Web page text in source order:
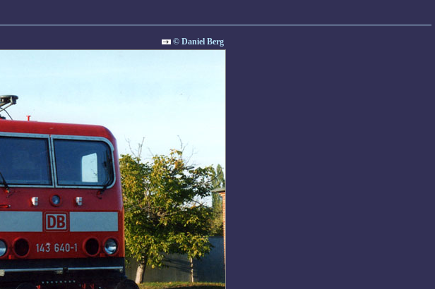
© Daniel Berg